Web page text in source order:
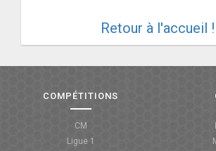
Retour à l'accueil !
COMPÉTITIONS
CM
Ligue 1